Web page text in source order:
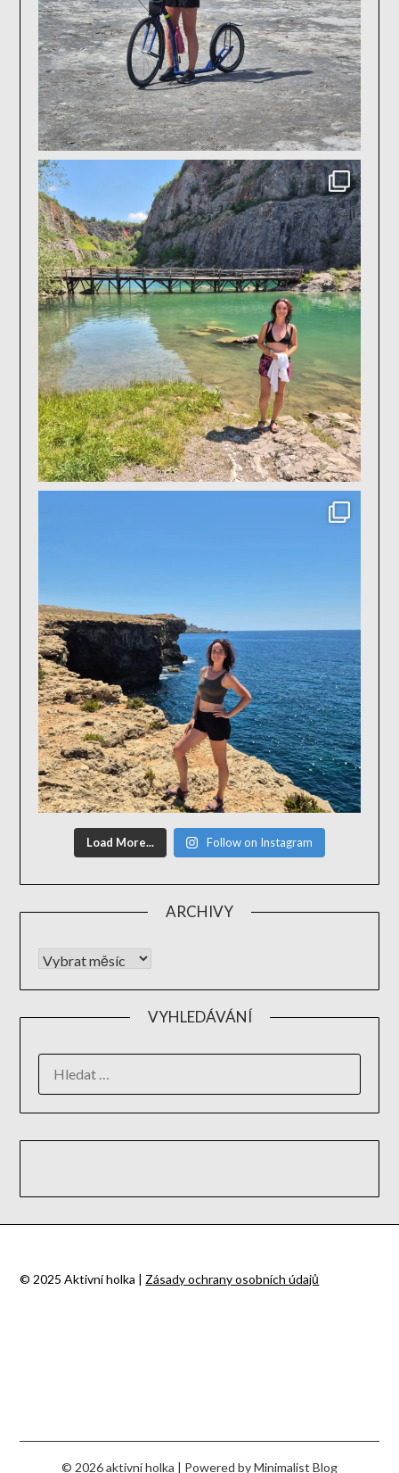
Load More... Follow on Instagram
ARCHIVY
VYHLEDÁVÁNÍ
© 2025 Aktivní holka |Zásady ochrany osobních údajů
© 2026 aktivní holka | Powered byMinimalist Blog